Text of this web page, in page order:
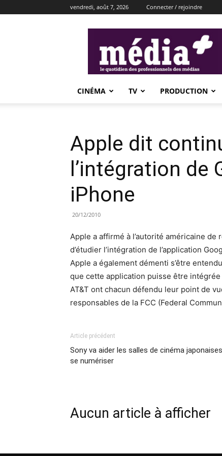
vendredi, août 7, 2026 Connecter / rejoindre
CINÉMA TV PRODUCTION
Apple dit
l’intégration de
iPhone
20/12/2010
Apple a affirmé à l’autorité américaine
d’étudier l’intégration de l’application
Apple a également démenti s’être
que cette application puisse être
AT&T ont chacun défendu leur point de
responsables de la FCC (Federal
Article précédent
Sony va aider les salles de cinéma
se numériser
Aucun article à afficher